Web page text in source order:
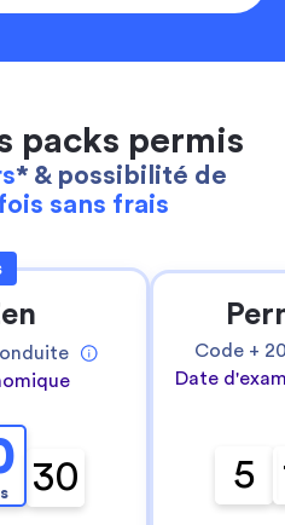
packs permis
* & possibilité de
sans frais
30
Code +
Date
5